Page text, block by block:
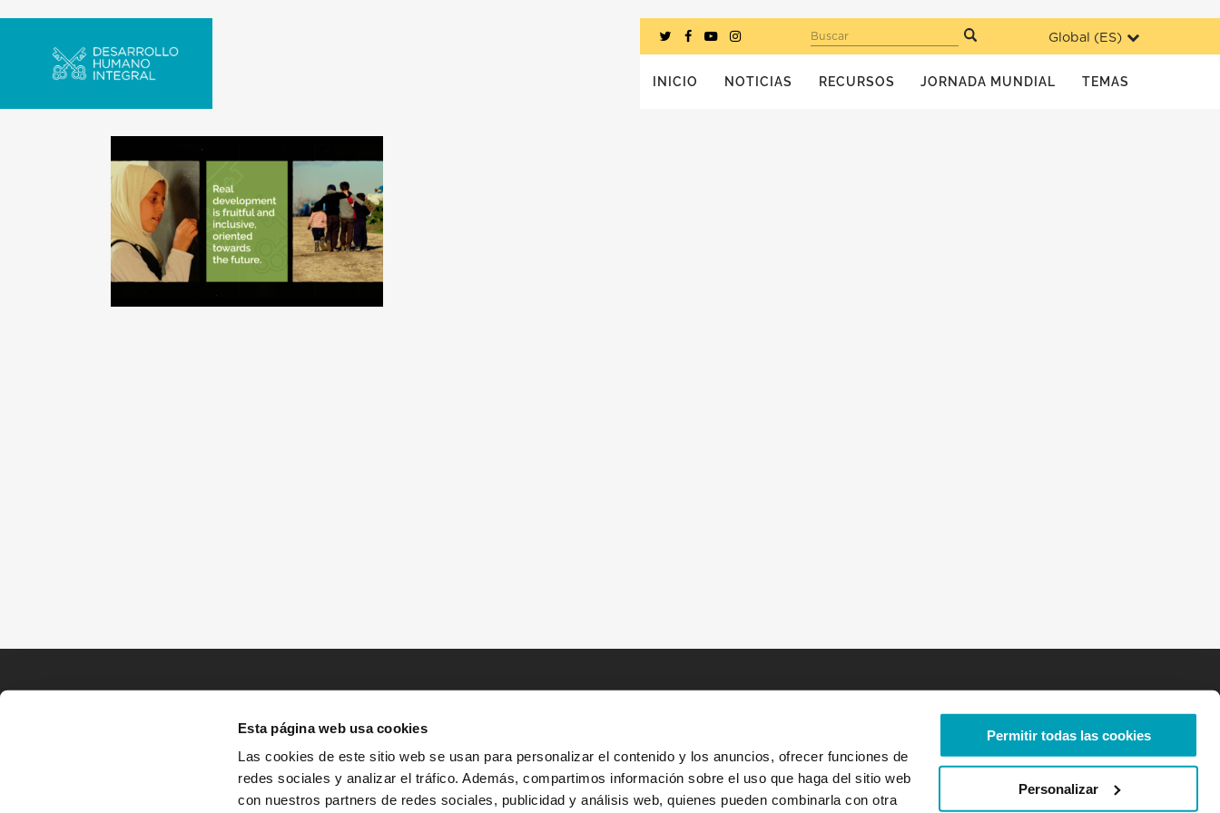
Esta página web usa cookies
Las cookies de este sitio web se usan para personalizar el contenido y los anuncios, ofrecer funciones de
redes sociales y analizar el tráfico. Además, compartimos información sobre el uso que haga del sitio web
con nuestros partners de redes sociales, publicidad y análisis web, quienes pueden combinarla con otra
Permitir todas las cookies
Personalizar
Global (ES)
Buscar
INICIO NOTICIAS RECURSOS JORNADA MUNDIAL TEMAS
INICIO HISTORIAS RECURSOS